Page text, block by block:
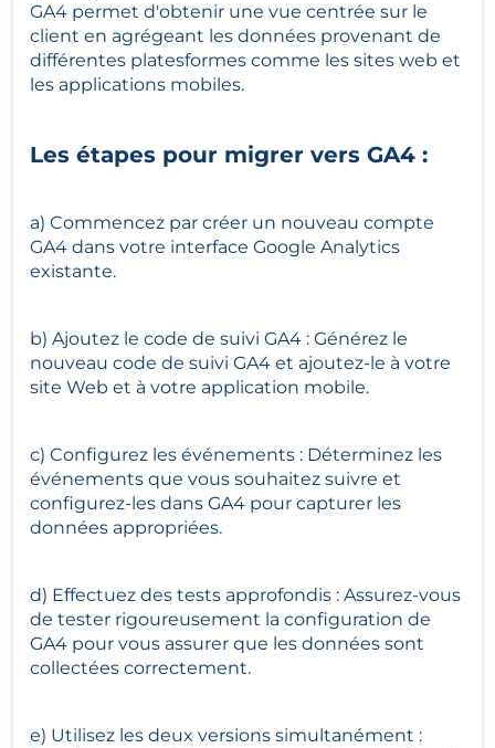
GA4 permet d'obtenir une vue centrée sur le
client en agrégeant les données provenant de
différentes platesformes comme les sites web et
les applications mobiles.
Les étapes pour migrer vers GA4 :
a) Commencez par créer un nouveau compte
GA4 dans votre interface Google Analytics
existante.
b) Ajoutez le code de suivi GA4 : Générez le
nouveau code de suivi GA4 et ajoutez-le à votre
site Web et à votre application mobile.
c) Configurez les événements : Déterminez les
événements que vous souhaitez suivre et
configurez-les dans GA4 pour capturer les
données appropriées.
d) Effectuez des tests approfondis : Assurez-vous
de tester rigoureusement la configuration de
GA4 pour vous assurer que les données sont
collectées correctement.
e) Utilisez les deux versions simultanément :